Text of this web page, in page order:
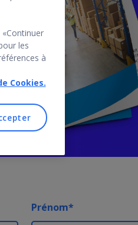
Prénom*
les
à
Cookies.